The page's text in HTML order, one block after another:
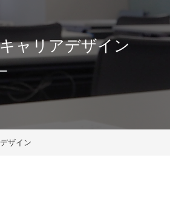
ャリアデザイン
ザイン